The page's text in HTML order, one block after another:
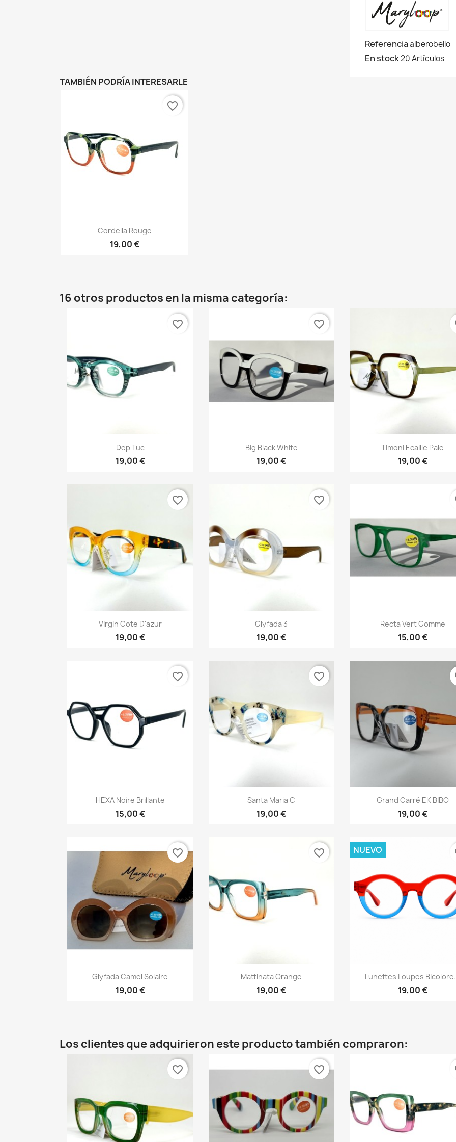
Referenciaalberobello
En stock20 Artículos
TAMBIÉN PODRÍA INTERESARLE
Vista rápida
Cordella Rouge
19,00 €
favorite_border
16 otros productos en la misma categoría:
Vista rápida
Dep Tuc
19,00 €
favorite_border
Vista rápida
Big Black White
19,00 €
favorite_border
Vista rápida
Timoni Ecaille Pale
19,00 €
Vista rápida
Virgin Cote D'azur
19,00 €
favorite_border
Vista rápida
Glyfada 3
19,00 €
favorite_border
Vista rápida
Recta Vert Gomme
15,00 €
Vista rápida
HEXA Noire Brillante
15,00 €
favorite_border
Vista rápida
Santa Maria C
19,00 €
favorite_border
Vista rápida
Grand Carré EK BIBO
19,00 €
Vista rápida
Glyfada Camel Solaire
19,00 €
favorite_border
Vista rápida
Mattinata Orange
19,00 €
favorite_border
Vista rápida
Lunettes Loupes
19,00 €
NUEVO
Los clientes que adquirieron este producto también compraron:
favorite_border favorite_border